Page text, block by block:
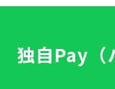
独自Pay（